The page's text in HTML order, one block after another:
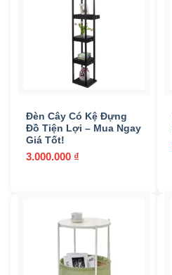
Đèn Cây Có Kệ Đựng
Đồ Tiện Lợi – Mua Ngay
Giá Tốt!
3.000.000 ₫